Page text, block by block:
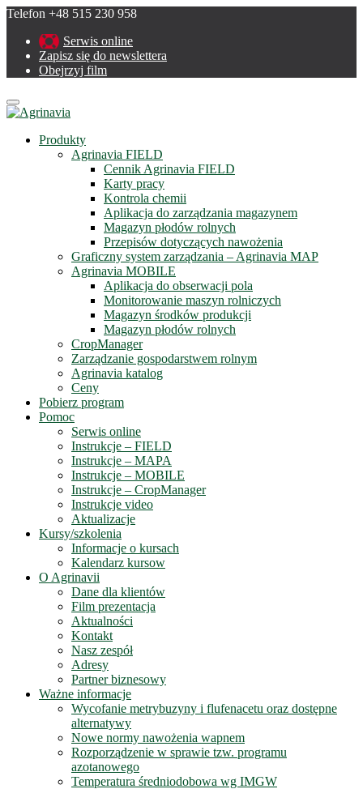
Telefon +48 515 230 958
Serwis online
Zapisz się do newslettera
Obejrzyj film
Menu
Produkty
Agrinavia FIELD
Cennik Agrinavia FIELD
Karty pracy
Kontrola chemii
Aplikacja do zarządzania magazynem
Magazyn płodów rolnych
Przepisów dotyczących nawożenia
Graficzny system zarządzania – Agrinavia MAP
Agrinavia MOBILE
Aplikacja do obserwacji pola
Monitorowanie maszyn rolniczych
Magazyn środków produkcji
Magazyn płodów rolnych
CropManager
Zarządzanie gospodarstwem rolnym
Agrinavia katalog
Ceny
Pobierz program
Pomoc
Serwis online
Instrukcje – FIELD
Instrukcje – MAPA
Instrukcje – MOBILE
Instrukcje – CropManager
Instrukcje video
Aktualizacje
Kursy/szkolenia
Informacje o kursach
Kalendarz kursow
O Agrinavii
Dane dla klientów
Film prezentacja
Aktualności
Kontakt
Nasz zespół
Adresy
Partner biznesowy
Ważne informacje
Wycofanie metrybuzyny i flufenacetu oraz dostępne
alternatywy
Nowe normy nawożenia wapnem
Rozporządzenie w sprawie tzw. programu
azotanowego
Temperatura średniodobowa wg IMGW